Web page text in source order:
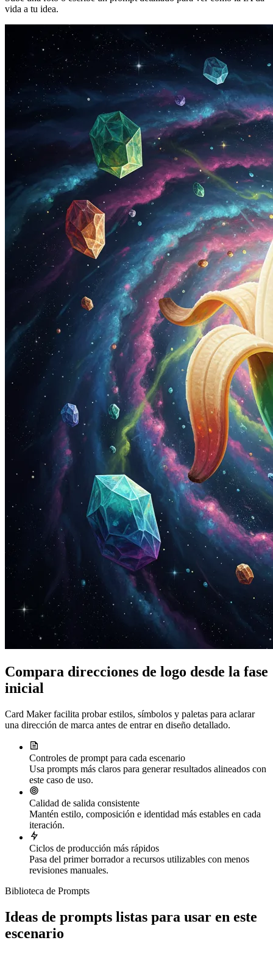
vida a tu idea.
Compara direcciones de logo desde la fase
inicial
Card Maker facilita probar estilos, símbolos y paletas para aclarar
una dirección de marca antes de entrar en diseño detallado.
Controles de prompt para cada escenario
Usa prompts más claros para generar resultados alineados con
este caso de uso.
Calidad de salida consistente
Mantén estilo, composición e identidad más estables en cada
iteración.
Ciclos de producción más rápidos
Pasa del primer borrador a recursos utilizables con menos
revisiones manuales.
Biblioteca de Prompts
Ideas de prompts listas para usar en este
escenario